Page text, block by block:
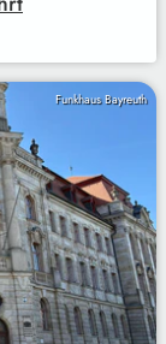
Funkhaus Bayreuth